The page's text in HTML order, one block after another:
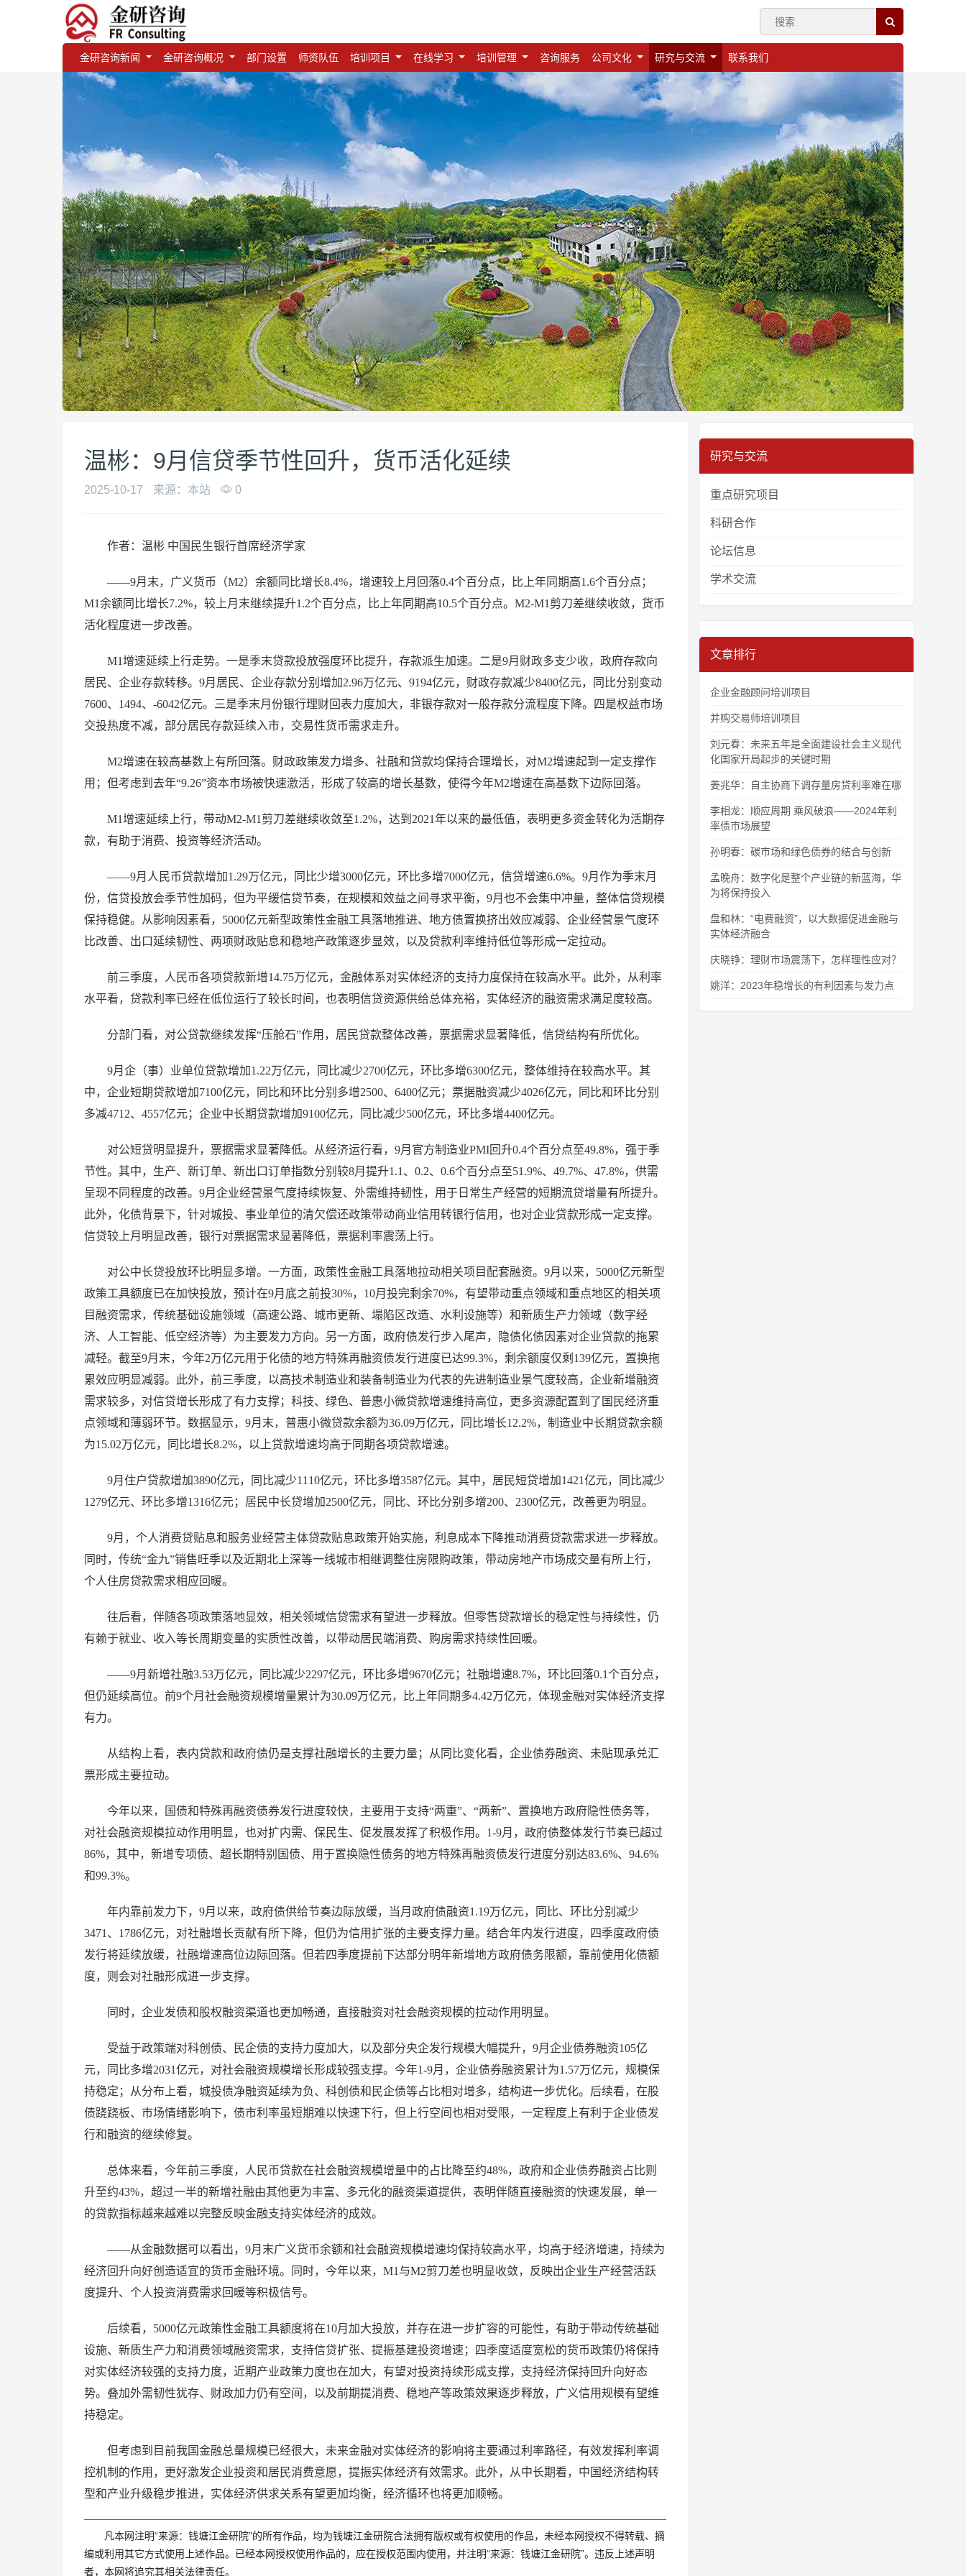
金研咨询新闻 金研咨询概况 部门设置 师资队伍 培训项目 在线学习 培训管理 咨询服务 公司文化 研究与交流 联系我们
温彬：9月信贷季节性回升，货币活化延续
2025-10-17 来源：本站 0
作者：温彬 中国民生银行首席经济学家
——9月末，广义货币（M2）余额同比增长8.4%，增速较上月回落0.4个百分点，比上年同期高1.6个百分点；
M1余额同比增长7.2%，较上月末继续提升1.2个百分点，比上年同期高10.5个百分点。M2-M1剪刀差继续收敛，货币
活化程度进一步改善。
M1增速延续上行走势。一是季末贷款投放强度环比提升，存款派生加速。二是9月财政多支少收，政府存款向
居民、企业存款转移。9月居民、企业存款分别增加2.96万亿元、9194亿元，财政存款减少8400亿元，同比分别变动
7600、1494、-6042亿元。三是季末月份银行理财回表力度加大，非银存款对一般存款分流程度下降。四是权益市场
交投热度不减，部分居民存款延续入市，交易性货币需求走升。
M2增速在较高基数上有所回落。财政政策发力增多、社融和贷款均保持合理增长，对M2增速起到一定支撑作
用；但考虑到去年“9.26”资本市场被快速激活，形成了较高的增长基数，使得今年M2增速在高基数下边际回落。
M1增速延续上行，带动M2-M1剪刀差继续收敛至1.2%，达到2021年以来的最低值，表明更多资金转化为活期存
款，有助于消费、投资等经济活动。
——9月人民币贷款增加1.29万亿元，同比少增3000亿元，环比多增7000亿元，信贷增速6.6%。9月作为季末月
份，信贷投放会季节性加码，但为平缓信贷节奏，在规模和效益之间寻求平衡，9月也不会集中冲量，整体信贷规模
保持稳健。从影响因素看，5000亿元新型政策性金融工具落地推进、地方债置换挤出效应减弱、企业经营景气度环
比改善、出口延续韧性、两项财政贴息和稳地产政策逐步显效，以及贷款利率维持低位等形成一定拉动。
前三季度，人民币各项贷款新增14.75万亿元，金融体系对实体经济的支持力度保持在较高水平。此外，从利率
水平看，贷款利率已经在低位运行了较长时间，也表明信贷资源供给总体充裕，实体经济的融资需求满足度较高。
分部门看，对公贷款继续发挥“压舱石”作用，居民贷款整体改善，票据需求显著降低，信贷结构有所优化。
9月企（事）业单位贷款增加1.22万亿元，同比减少2700亿元，环比多增6300亿元，整体维持在较高水平。其
中，企业短期贷款增加7100亿元，同比和环比分别多增2500、6400亿元；票据融资减少4026亿元，同比和环比分别
多减4712、4557亿元；企业中长期贷款增加9100亿元，同比减少500亿元，环比多增4400亿元。
对公短贷明显提升，票据需求显著降低。从经济运行看，9月官方制造业PMI回升0.4个百分点至49.8%，强于季
节性。其中，生产、新订单、新出口订单指数分别较8月提升1.1、0.2、0.6个百分点至51.9%、49.7%、47.8%，供需
呈现不同程度的改善。9月企业经营景气度持续恢复、外需维持韧性，用于日常生产经营的短期流贷增量有所提升。
此外，化债背景下，针对城投、事业单位的清欠偿还政策带动商业信用转银行信用，也对企业贷款形成一定支撑。
信贷较上月明显改善，银行对票据需求显著降低，票据利率震荡上行。
对公中长贷投放环比明显多增。一方面，政策性金融工具落地拉动相关项目配套融资。9月以来，5000亿元新型
政策工具额度已在加快投放，预计在9月底之前投30%，10月投完剩余70%，有望带动重点领域和重点地区的相关项
目融资需求，传统基础设施领域（高速公路、城市更新、塌陷区改造、水利设施等）和新质生产力领域（数字经
济、人工智能、低空经济等）为主要发力方向。另一方面，政府债发行步入尾声，隐债化债因素对企业贷款的拖累
减轻。截至9月末，今年2万亿元用于化债的地方特殊再融资债发行进度已达99.3%，剩余额度仅剩139亿元，置换拖
累效应明显减弱。此外，前三季度，以高技术制造业和装备制造业为代表的先进制造业景气度较高，企业新增融资
需求较多，对信贷增长形成了有力支撑；科技、绿色、普惠小微贷款增速维持高位，更多资源配置到了国民经济重
点领域和薄弱环节。数据显示，9月末，普惠小微贷款余额为36.09万亿元，同比增长12.2%，制造业中长期贷款余额
为15.02万亿元，同比增长8.2%，以上贷款增速均高于同期各项贷款增速。
9月住户贷款增加3890亿元，同比减少1110亿元，环比多增3587亿元。其中，居民短贷增加1421亿元，同比减少
1279亿元、环比多增1316亿元；居民中长贷增加2500亿元，同比、环比分别多增200、2300亿元，改善更为明显。
9月，个人消费贷贴息和服务业经营主体贷款贴息政策开始实施，利息成本下降推动消费贷款需求进一步释放。
同时，传统“金九”销售旺季以及近期北上深等一线城市相继调整住房限购政策，带动房地产市场成交量有所上行，
个人住房贷款需求相应回暖。
往后看，伴随各项政策落地显效，相关领域信贷需求有望进一步释放。但零售贷款增长的稳定性与持续性，仍
有赖于就业、收入等长周期变量的实质性改善，以带动居民端消费、购房需求持续性回暖。
——9月新增社融3.53万亿元，同比减少2297亿元，环比多增9670亿元；社融增速8.7%，环比回落0.1个百分点，
但仍延续高位。前9个月社会融资规模增量累计为30.09万亿元，比上年同期多4.42万亿元，体现金融对实体经济支撑
有力。
从结构上看，表内贷款和政府债仍是支撑社融增长的主要力量；从同比变化看，企业债券融资、未贴现承兑汇
票形成主要拉动。
今年以来，国债和特殊再融资债券发行进度较快，主要用于支持“两重”、“两新”、置换地方政府隐性债务等，
对社会融资规模拉动作用明显，也对扩内需、保民生、促发展发挥了积极作用。1-9月，政府债整体发行节奏已超过
86%，其中，新增专项债、超长期特别国债、用于置换隐性债务的地方特殊再融资债发行进度分别达83.6%、94.6%
和99.3%。
年内靠前发力下，9月以来，政府债供给节奏边际放缓，当月政府债融资1.19万亿元，同比、环比分别减少
3471、1786亿元，对社融增长贡献有所下降，但仍为信用扩张的主要支撑力量。结合年内发行进度，四季度政府债
发行将延续放缓，社融增速高位边际回落。但若四季度提前下达部分明年新增地方政府债务限额，靠前使用化债额
度，则会对社融形成进一步支撑。
同时，企业发债和股权融资渠道也更加畅通，直接融资对社会融资规模的拉动作用明显。
受益于政策端对科创债、民企债的支持力度加大，以及部分央企发行规模大幅提升，9月企业债券融资105亿
元，同比多增2031亿元，对社会融资规模增长形成较强支撑。今年1-9月，企业债券融资累计为1.57万亿元，规模保
持稳定；从分布上看，城投债净融资延续为负、科创债和民企债等占比相对增多，结构进一步优化。后续看，在股
债跷跷板、市场情绪影响下，债市利率虽短期难以快速下行，但上行空间也相对受限，一定程度上有利于企业债发
行和融资的继续修复。
总体来看，今年前三季度，人民币贷款在社会融资规模增量中的占比降至约48%，政府和企业债券融资占比则
升至约43%，超过一半的新增社融由其他更为丰富、多元化的融资渠道提供，表明伴随直接融资的快速发展，单一
的贷款指标越来越难以完整反映金融支持实体经济的成效。
——从金融数据可以看出，9月末广义货币余额和社会融资规模增速均保持较高水平，均高于经济增速，持续为
经济回升向好创造适宜的货币金融环境。同时，今年以来，M1与M2剪刀差也明显收敛，反映出企业生产经营活跃
度提升、个人投资消费需求回暖等积极信号。
后续看，5000亿元政策性金融工具额度将在10月加大投放，并存在进一步扩容的可能性，有助于带动传统基础
设施、新质生产力和消费领域融资需求，支持信贷扩张、提振基建投资增速；四季度适度宽松的货币政策仍将保持
对实体经济较强的支持力度，近期产业政策力度也在加大，有望对投资持续形成支撑，支持经济保持回升向好态
势。叠加外需韧性犹存、财政加力仍有空间，以及前期提消费、稳地产等政策效果逐步释放，广义信用规模有望维
持稳定。
但考虑到目前我国金融总量规模已经很大，未来金融对实体经济的影响将主要通过利率路径，有效发挥利率调
控机制的作用，更好激发企业投资和居民消费意愿，提振实体经济有效需求。此外，从中长期看，中国经济结构转
型和产业升级稳步推进，实体经济供求关系有望更加均衡，经济循环也将更加顺畅。
凡本网注明“来源：钱塘江金研院”的所有作品，均为钱塘江金研院合法拥有版权或有权使用的作品，未经本网授权不得转载、摘
编或利用其它方式使用上述作品。已经本网授权使用作品的，应在授权范围内使用，并注明“来源：钱塘江金研院”。违反上述声明
者，本网将追究其相关法律责任。
研究与交流
重点研究项目
科研合作
论坛信息
学术交流
文章排行
企业金融顾问培训项目
并购交易师培训项目
刘元春：未来五年是全面建设社会主义现代
化国家开局起步的关键时期
姜兆华：自主协商下调存量房贷利率难在哪
李相龙：顺应周期 乘风破浪——2024年利
率债市场展望
孙明春：碳市场和绿色债券的结合与创新
孟晚舟：数字化是整个产业链的新蓝海，华
为将保持投入
盘和林：“电费融资”，以大数据促进金融与
实体经济融合
庆晓铮：理财市场震荡下，怎样理性应对？
姚洋：2023年稳增长的有利因素与发力点